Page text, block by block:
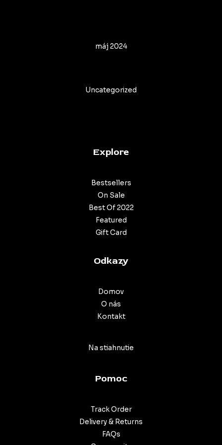
máj 2024
Uncategorized
Explore
Bestsellers
On Sale
Best Of 2022
Featured
Gift Card
Odkazy
Domov
O nás
Kontakt
Na stiahnutie
Pomoc
Track Order
Delivery & Returns
FAQs